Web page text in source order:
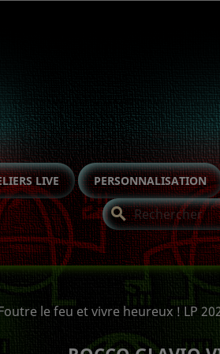
LIVE PERSONNALISATION
search
le feu et vivre heureux ! LP